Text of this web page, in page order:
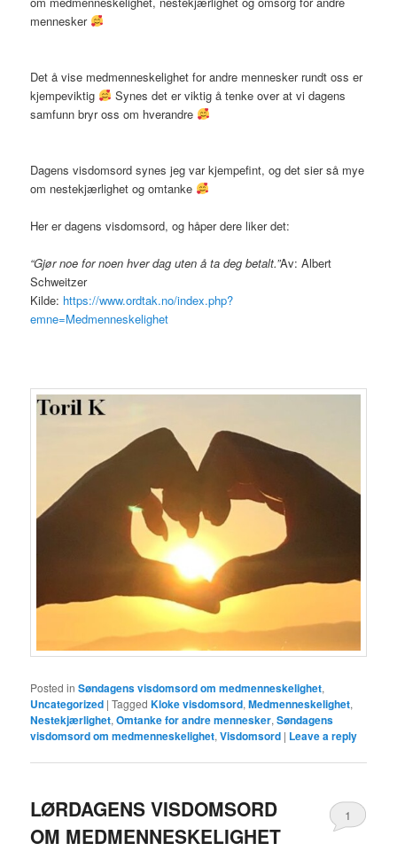
mennesker
Det å vise medmenneskelighet for andre mennesker rundt oss er
kjempeviktig
Synes det er viktig å tenke over at vi dagens
samfunn bryr oss om hverandre
Dagens visdomsord synes jeg var kjempefint, og det sier så mye
om nestekjærlighet og omtanke
Her er dagens visdomsord, og håper dere liker det:
“Gjør noe for noen hver dag uten å ta deg betalt.”Av: Albert
Schweitzer
Kilde: https://www.ordtak.no/index.php?
emne=Medmenneskelighet
Posted in Søndagens visdomsord om medmenneskelighet,
Uncategorized |Tagged Kloke visdomsord,Medmenneskelighet,
Nestekjærlighet,Omtanke for andre mennesker,Søndagens
visdomsord om medmenneskelighet,Visdomsord | Leave a reply
LØRDAGENS VISDOMSORD
OM MEDMENNESKELIGHET
1